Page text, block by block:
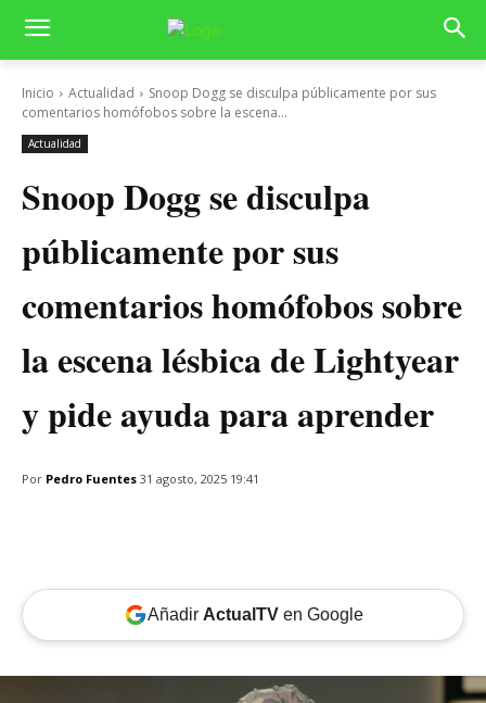
Inicio Actualidad
Snoop Dogg se disculpa públicamente por sus
comentarios homófobos sobre la escena...
Actualidad
Snoop Dogg se disculpa
públicamente por sus
comentarios homófobos sobre
la escena lésbica de Lightyear
y pide ayuda para aprender
Por Pedro Fuentes 31 agosto, 2025 19:41
Añadir ActualTVen Google